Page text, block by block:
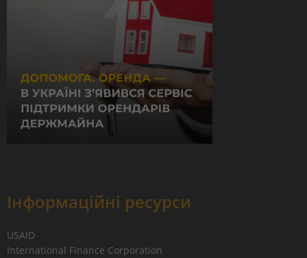
Інформаційні ресурси
USAID
International Finance Corporation